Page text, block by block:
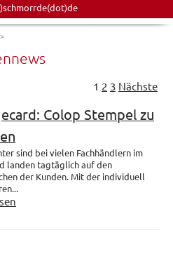
>
1 2 3 Nächste
Colop Stempel zu
sind bei vielen Fachhändlern im
landen tagtäglich auf den
der Kunden. Mit der individuell